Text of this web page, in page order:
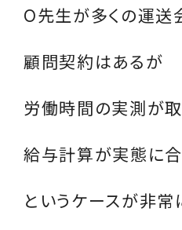
O先生が多くの運送
顧問契約はあるが
労働時間の実測が
給与計算が実態に
というケースが非常